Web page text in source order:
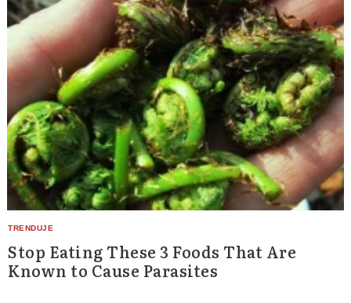
Stop Eating These 3 Foods That Are
Known to Cause Parasites